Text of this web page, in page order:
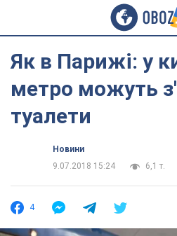
Як в Парижі: у
метро можуть
туалети
Новини
9.07.2018 15:24
6,1 т.
4